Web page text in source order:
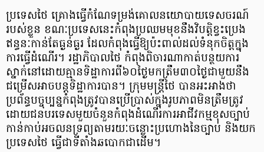
ប្រទេសថៃ គ្រោងធ្វើកំណែទម្រង់គោលនយោបាយទេសចរណ៍
របស់ខ្លួន ខណៈប្រទេសនេះកំពុងប្រឈមមុខនឹងវិបត្តិខ្វះប្រេង
ឥន្ធនៈកាន់តែធ្ងន់ធ្ងរ ដែលកំពុងធ្វើឱ្យប៉ះពាល់ដល់ទំនុកចិត្តក្នុង
ការធ្វើដំណើរ។ រដ្ឋាភិបាលថៃ កំពុងពិចារណាកាត់បន្ថយការ
ស្នាក់នៅដោយគ្មានទិដ្ឋាការពី៦០ថ្ងៃមកត្រឹម​៣០ថ្ងៃជាមួយនឹង
ជម្រើសអាចបន្តទិដ្ឋាការបាន។ ក្រុមមន្ត្រីថៃ បានអះអាងថា
ប្រព័ន្ធបច្ចុប្បន្នកំពុងត្រូវបានប្រើប្រាស់ក្នុងរូបភាពមិនត្រឹមត្រូវ
ដោយជនបរទេសមួយចំនួនកំពុងដំណើរការអាជីវកម្មខុសច្បាប់
កាន់កាប់អចលនទ្រព្យតាមរយៈចន្លោះប្រហោងនៃច្បាប់ និងយក
ប្រទេសថៃ ធ្វើជាទីតាំងឆបោកជាដើម។